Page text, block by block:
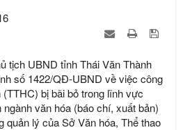
tịch UBND tỉnh Thái Văn Thành
số 1422/QĐ-UBND về việc công
bị bãi bỏ trong lĩnh vực
văn hóa (báo chí, xuất bản)
quản lý của Sở Văn hóa, Thể thao